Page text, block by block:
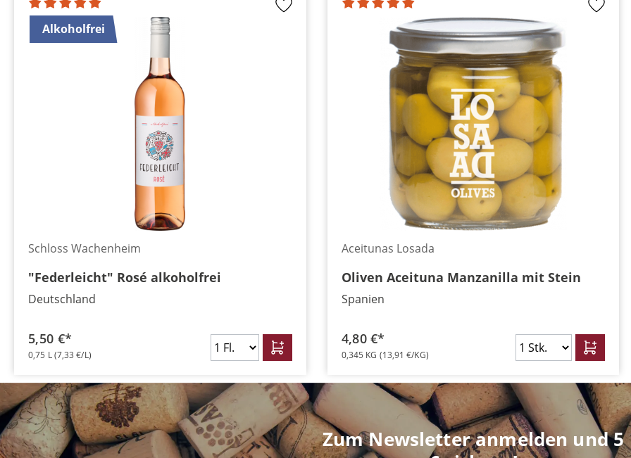
Alkoholfrei
Schloss Wachenheim
"Federleicht" Rosé alkoholfrei
Deutschland
5,50 €*
0,75 L(7,33 €/L)
Aceitunas Losada
Oliven Aceituna Manzanilla mit Stein
Spanien
4,80 €*
0,345 KG (13,91 €/KG)
Zum Newsletter anmelden und 5